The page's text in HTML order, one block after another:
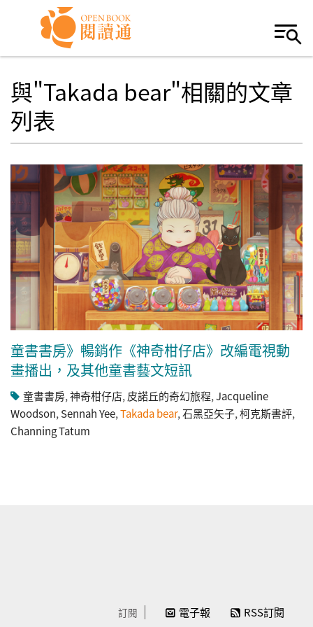
Skip to navigation
移至主內容
與"Takada bear"相關的文章
列表
童書書房》暢銷作《神奇柑仔店》改編電視動
畫播出，及其他童書藝文短訊
童書書房,神奇柑仔店, 皮諾丘的奇幻旅程,Jacqueline
Woodson, Sennah Yee,Takada bear,石黑亞矢子,柯克斯書評,
Channing Tatum
訂閱 電子報 RSS訂閱